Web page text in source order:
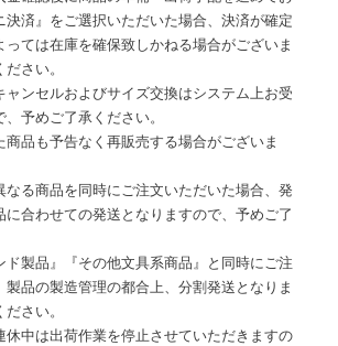
決済』をご選択いただいた場合、決済が確定
っては在庫を確保致しかねる場合がございま
さい。
ンセルおよびサイズ交換はシステム上お受
予めご了承ください。
品も予告なく再販売する場合がございま
る商品を同時にご注文いただいた場合、発
に合わせての発送となりますので、予めご了
製品』『その他文具系商品』と同時にご注
製品の製造管理の都合上、分割発送となりま
さい。
中は出荷作業を停止させていただきますの